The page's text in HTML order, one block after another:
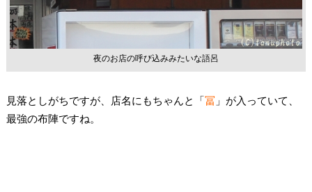
夜のお店の呼び込みみたいな語呂
見落としがちですが、店名にもちゃんと「冨 」が入っていて、
最強の布陣ですね。